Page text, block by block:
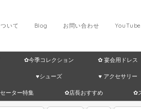
YouTube
お問い合わせ
Blog
いて
✿今季コレクション ✿ 宴会用ドレス
♥シューズ ♥ アクセサリー
ーター特集 ✿店長おすすめ ✿